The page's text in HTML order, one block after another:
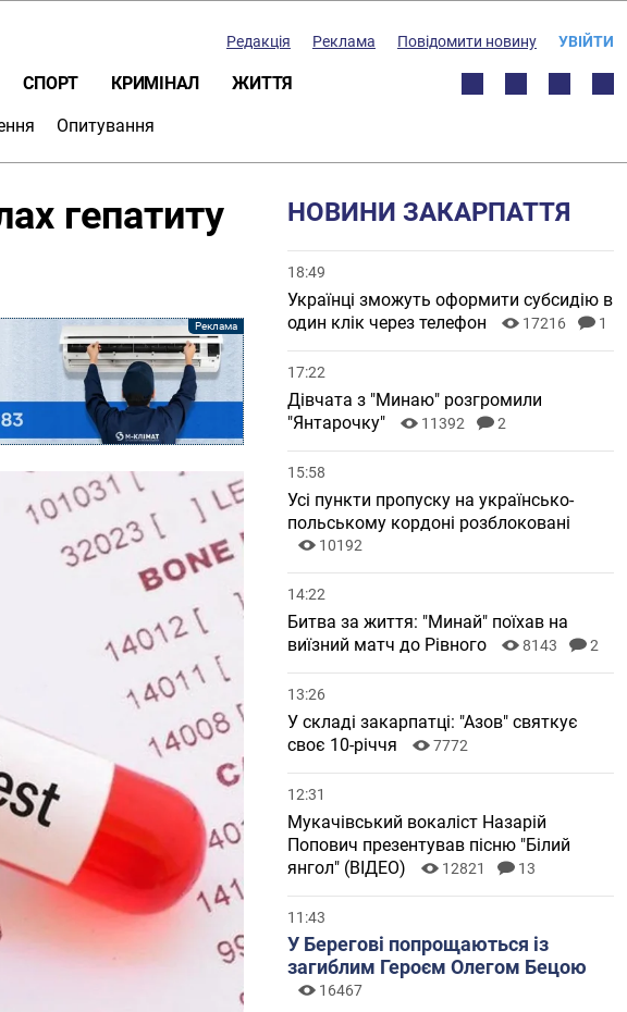
Редакція Реклама Повідомити новину УВІЙТИ
СПОРТ КРИМІНАЛ ЖИТТЯ
Опитування
гепатиту
НОВИНИ ЗАКАРПАТТЯ
18:49
Українці зможуть оформити субсидію в
один клік через телефон
17216 1
17:22
Дівчата з "Минаю" розгромили
"Янтарочку"
11392 2
15:58
Усі пункти пропуску на українсько-
польському кордоні розблоковані
10192
14:22
Битва за життя: "Минай" поїхав на
виїзний матч до Рівного
8143 2
13:26
У складі закарпатці: "Азов" святкує
своє 10-річчя
7772
12:31
Мукачівський вокаліст Назарій
Попович презентував пісню "Білий
янгол" (ВІДЕО)
12821 13
11:43
У Берегові попрощаються із
загиблим Героєм Олегом Бецою
16467